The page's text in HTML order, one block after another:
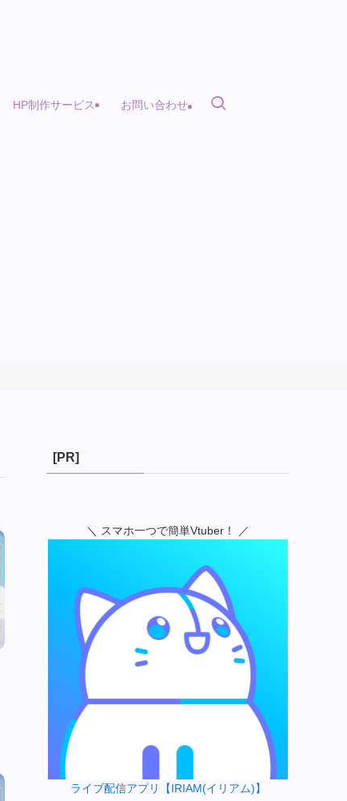
HP制作サービス お問い合わせ
[PR]
＼ スマホ一つで簡単Vtuber！ ／
ライブ配信アプリ【IRIAM(イリアム)】